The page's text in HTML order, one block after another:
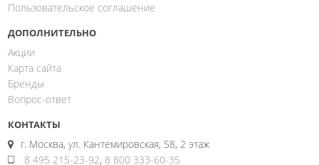
Пользовательское соглашение
ДОПОЛНИТЕЛЬНО
Акции
Карта сайта
Бренды
Вопрос-ответ
КОНТАКТЫ
г. Москва, ул. Кантемировская, 58, 2 этаж
8 495 215-23-92, 8 800 333-60-35